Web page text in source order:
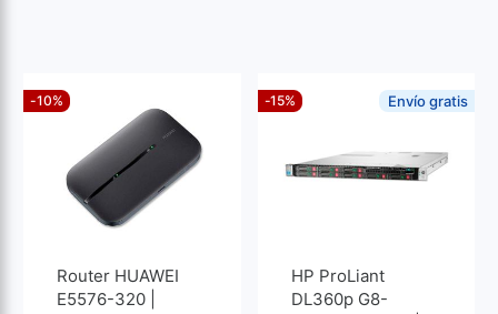
Router HUAWEI
E5576-320 |
-10%
HP ProLiant
DL360p G8-
-15% Envío gratis